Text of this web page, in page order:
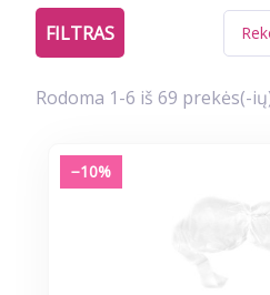
FILTRAS
Rodoma 1-6 iš 69 prekės(-
−10%